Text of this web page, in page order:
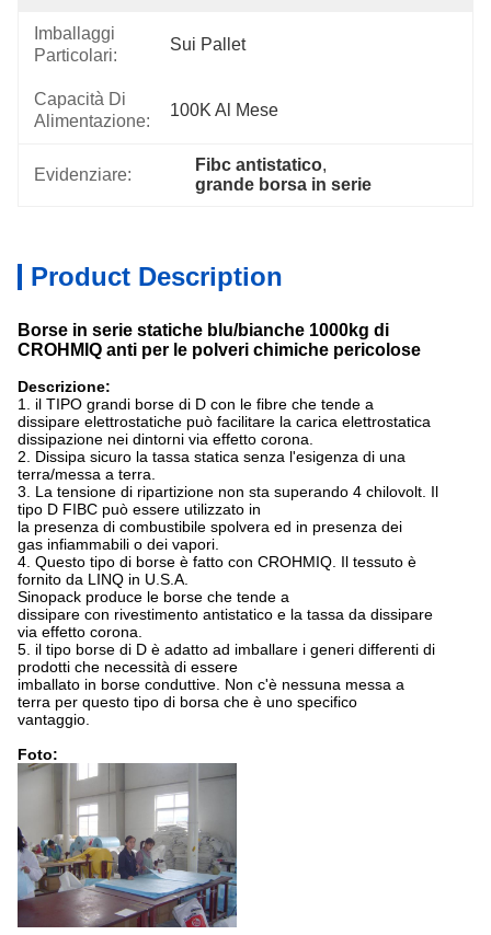
Imballaggi
Particolari:
Sui Pallet
Capacità Di
Alimentazione:
100K Al Mese
Evidenziare:
Fibc antistatico,
grande borsa in serie
Product Description
Borse in serie statiche blu/bianche 1000kg di
CROHMIQ anti per le polveri chimiche pericolose
Descrizione:
1. il TIPO grandi borse di D con le fibre che tende a
dissipare elettrostatiche può facilitare la carica elettrostatica
dissipazione nei dintorni via effetto corona.
2. Dissipa sicuro la tassa statica senza l'esigenza di una
terra/messa a terra.
3. La tensione di ripartizione non sta superando 4 chilovolt. Il
tipo D FIBC può essere utilizzato in
la presenza di combustibile spolvera ed in presenza dei
gas infiammabili o dei vapori.
4. Questo tipo di borse è fatto con CROHMIQ. Il tessuto è
fornito da LINQ in U.S.A.
Sinopack produce le borse che tende a
dissipare con rivestimento antistatico e la tassa da dissipare
via effetto corona.
5. il tipo borse di D è adatto ad imballare i generi differenti di
prodotti che necessità di essere
imballato in borse conduttive. Non c'è nessuna messa a
terra per questo tipo di borsa che è uno specifico
vantaggio.
Foto: